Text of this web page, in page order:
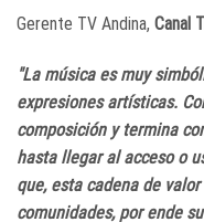
Gerente TV Andina, Canal
"La música es muy
expresiones artísticas.
composición y termina
hasta llegar al acceso o
que, esta cadena de
comunidades, por ende